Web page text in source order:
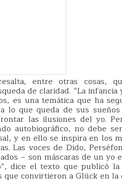
entre otras cosas,
de claridad. “La
es una temática que ha
lo que queda de sus
las ilusiones del yo.
autobiográfico, no debe
y en ello se inspira en los
Las voces de Dido,
– son máscaras de un
dice el texto que publicó
convirtieron a Glück en la